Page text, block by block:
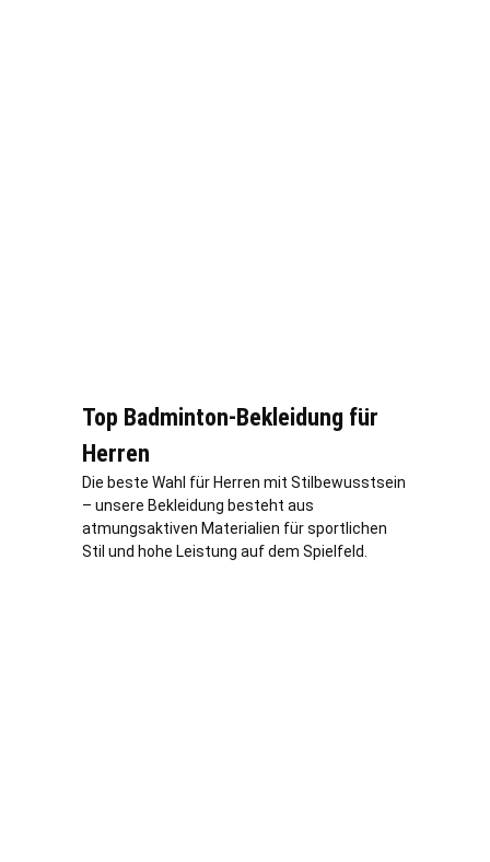
Top Badminton-Bekleidung für
Herren
Die beste Wahl für Herren mit Stilbewusstsein
– unsere Bekleidung besteht aus
atmungsaktiven Materialien für sportlichen
Stil und hohe Leistung auf dem Spielfeld.